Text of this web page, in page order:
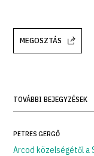
MEGOSZTÁS
TOVÁBBI BEJEGYZÉSEK
PETRES GERGŐ
Arcod közelségétől a